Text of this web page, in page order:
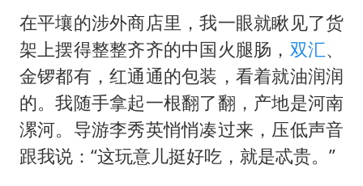
被一条街帮助的“煎饼叔叔”去世
为鼓励女儿 41岁妈妈考上985研究生
蜜雪冰城员工抽烟收银 门店现已停业
“老头乐”悬挂“蒙H好几个8”上路
湖北公开征集涉黑涉恶线索
在平壤的涉外商店里，我一眼就瞅见了货
架上摆得整整齐齐的中国火腿肠 ， 双汇、
金锣都有，红通通的包装，看着就油润润
的。我随手拿起一根翻了翻，产地是河南
漯河。导游李秀英悄悄凑过来，压低声音
跟我说：“这玩意儿挺好吃，就是忒贵。”